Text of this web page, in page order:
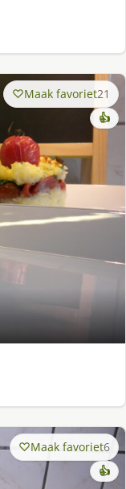
Maak favoriet21
👍
Maak favoriet6
👍